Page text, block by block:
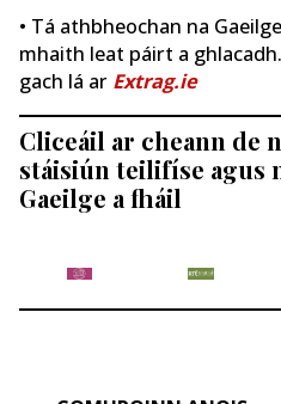
• Tá athbheochan na
mhaith leat páirt a
gach lá ar Extrag.ie
Cliceáil ar cheann de
stáisiún teilifíse agus
Gaeilge a fháil